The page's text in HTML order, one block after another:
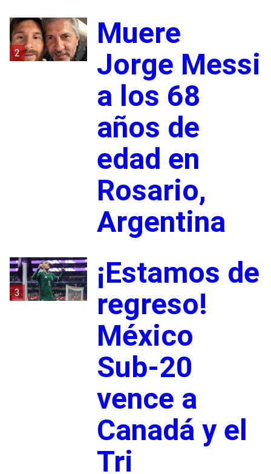
2
Muere
Jorge Messi
a los 68
años de
edad en
Rosario,
Argentina
3
¡Estamos de
regreso!
México
Sub-20
vence a
Canadá y el
Tri